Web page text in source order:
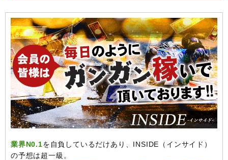
業界N0.1を自負しているだけあり、INSIDE（インサイド）
の予想は超一級。